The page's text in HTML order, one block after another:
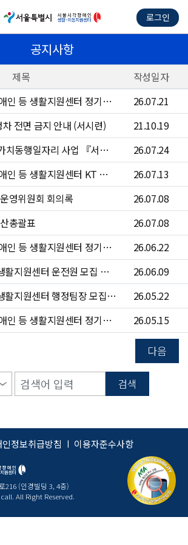
로그인
공지사항
제목
작성일자
서울특별시 시각장애인 등 생활지원센터 정기점검 안내
26.07.21
전면 금지 안내 (서시련)
21.10.19
2026 서울 중장년 가치동행일자리 사업 『서울시각장애인등생활지원센터 운전원』참여자 4차 모집 공고문
26.07.24
서울특별시 시각장애인 등 생활지원센터 KT 문자 서비스 점검 안내
26.07.13
영위원회 회의록
26.07.08
총괄표
26.07.08
서울특별시 시각장애인 등 생활지원센터 정기점검 안내
26.06.22
서울시각장애인등생활지원센터 운전원 모집 공고(~6/24)
26.06.09
서울시각장애인등생활지원센터 행정팀장 모집 공고(~6/7)
26.05.22
서울특별시 시각장애인 등 생활지원센터 정기점검 안내
26.05.15
다음
검색
인정보취급방침 | 이용자준수사항
216 (인경빌딩 3, 4층)
All Right Reserved.